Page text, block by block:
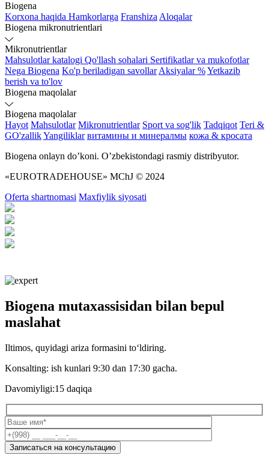
Biogena
Korxona haqida Hamkorlarga FranshizaAloqalar
Biogena mikronutrientlari
Mikronutrientlar
Mahsulotlar katalogi Qo'llash sohalari Sertifikatlar va mukofotlar
Nega Biogena Ko'p beriladigan savollarAksiyalar %Yetkazib
berish va to'lov
Biogena maqolalar
Biogena maqolalar
Hayot Mahsulotlar Mikronutrientlar Sport va sog'lik Tadqiqot Teri &
GO'zallikYangiliklar витамины и минералмы кожа & кросата
Biogena onlayn do’koni. O’zbekistondagi rasmiy distribyutor.
«EUROTRADEHOUSE» MChJ © 2024
Oferta shartnomasi Maxfiylik siyosati
Biogena mutaxassisidan bilan bepul
maslahat
Iltimos, quyidagi ariza formasini toʻldiring.
Konsalting: ish kunlari 9:30 dan 17:30 gacha.
Davomiyligi:15 daqiqa